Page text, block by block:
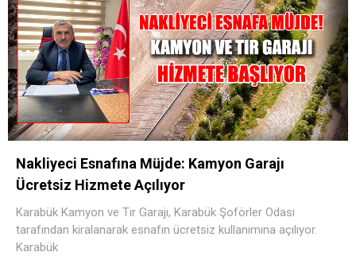
Nakliyeci Esnafına Müjde: Kamyon Garajı
Ücretsiz Hizmete Açılıyor
Karabük Kamyon ve Tır Garajı, Karabük Şoförler Odası
tarafından kiralanarak esnafın ücretsiz kullanımına açılıyor.
Karabük